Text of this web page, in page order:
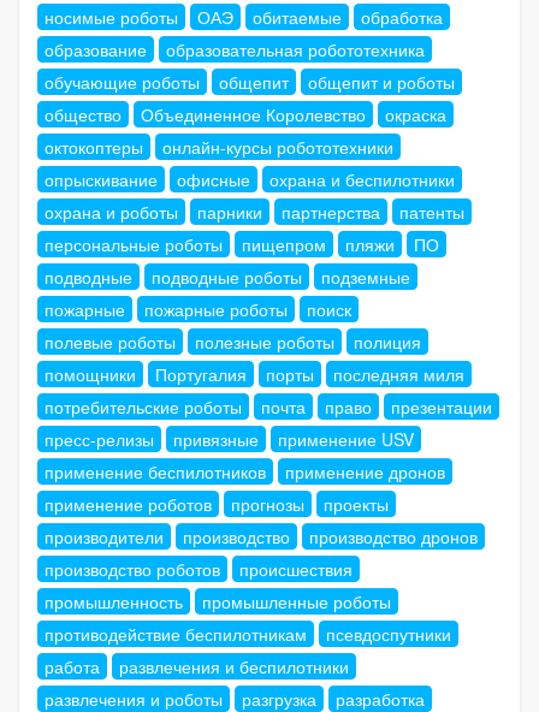
носимые роботы
ОАЭ обитаемые
обработка
образование
образовательная робототехника
обучающие роботы
общепит
общепит и роботы
общество
Объединенное Королевство
окраска
октокоптеры
онлайн-курсы робототехники
опрыскивание
офисные
охрана и беспилотники
охрана и роботы
парники партнерства
патенты
персональные роботы
пищепром пляжи
ПО
подводные
подводные роботы
подземные
пожарные
пожарные роботы
поиск
полевые роботы
полезные роботы
полиция
помощники
Португалия порты
последняя миля
потребительские роботы
почта право
презентации
пресс-релизы
привязные
применение USV
применение беспилотников
применение дронов
применение роботов
прогнозы
проекты
производители
производство
производство дронов
производство роботов
происшествия
промышленность
промышленные роботы
противодействие беспилотникам
псевдоспутники
работа
развлечения и беспилотники
развлечения и роботы
разгрузка
разработка